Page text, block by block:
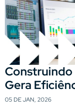
Construindo
Gera
05 DE JAN, 2026